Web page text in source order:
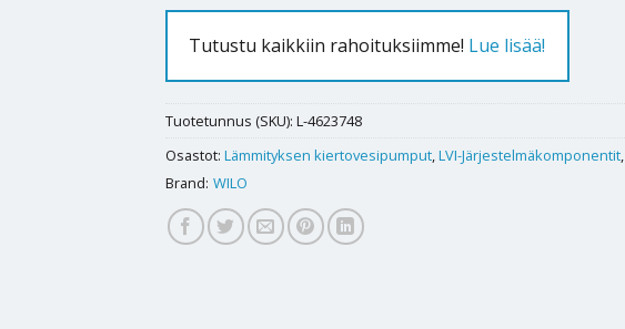
Tutustu kaikkiin rahoituksiimme! Lue lisää!
Tuotetunnus (SKU): L-4623748
Osastot: Lämmityksen kiertovesipumput,LVI-Järjestelmäkomponentit,
Brand: WILO